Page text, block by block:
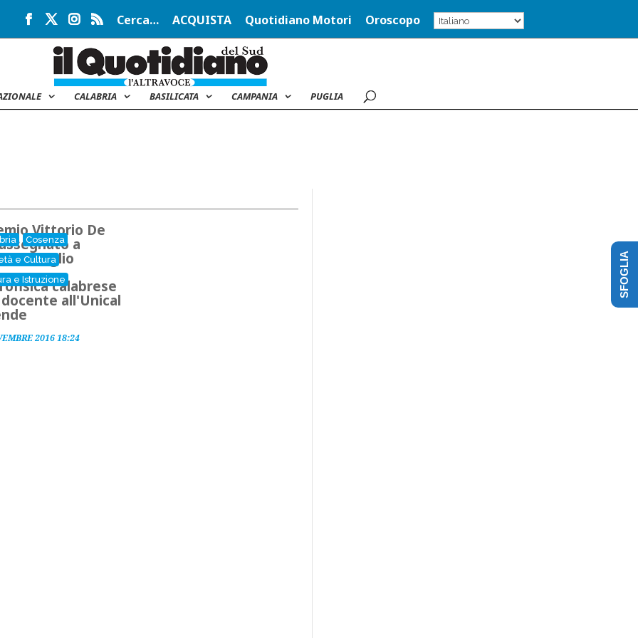
Cerca… ACQUISTA Quotidiano Motori Oroscopo
CALABRIA BASILICATA CAMPANIA PUGLIA
Cosenza
e Cultura
e Istruzione
Vittorio De
a
Savaglio
calabrese
all'Unical
2016 18:24
SFOGLIA